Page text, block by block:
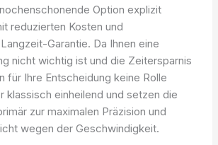
Option explizit
reduzierten Kosten und
Garantie. Da Ihnen eine
nicht wichtig ist und die Zeitersparnis
für Ihre Entscheidung keine Rolle
klassisch einheilend und setzen die
zur maximalen Präzision und
wegen der Geschwindigkeit.